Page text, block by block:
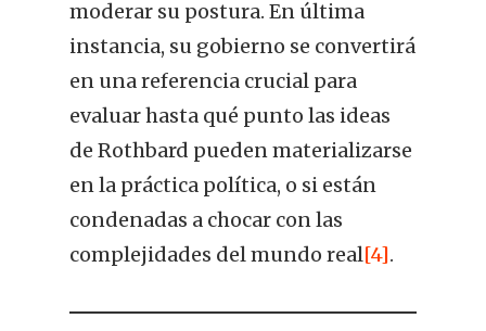
moderar su postura. En última
instancia, su gobierno se convertirá
en una referencia crucial para
evaluar hasta qué punto las ideas
de Rothbard pueden materializarse
en la práctica política, o si están
condenadas a chocar con las
complejidades del mundo real[4].